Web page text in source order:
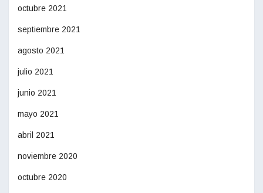
octubre 2021
septiembre 2021
agosto 2021
julio 2021
junio 2021
mayo 2021
abril 2021
noviembre 2020
octubre 2020